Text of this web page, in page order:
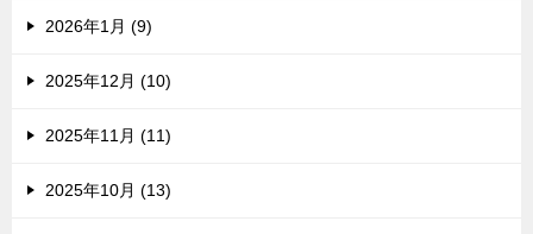
2026年1月 (9)
2025年12月 (10)
2025年11月 (11)
2025年10月 (13)